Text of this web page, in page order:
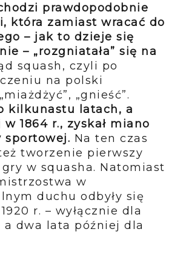
prawdopodobnie
która zamiast wracać do
– jak to dzieje się
– „rozgniatała” się na
squash, czyli po
na polski
„gnieść”.
kilkunastu latach, a
w 1864 r., zyskał miano
sportowej. Na ten czas
tworzenie pierwszy
w squasha. Natomiast
w
duchu odbyły się
r. – wyłącznie dla
a dwa lata później dla